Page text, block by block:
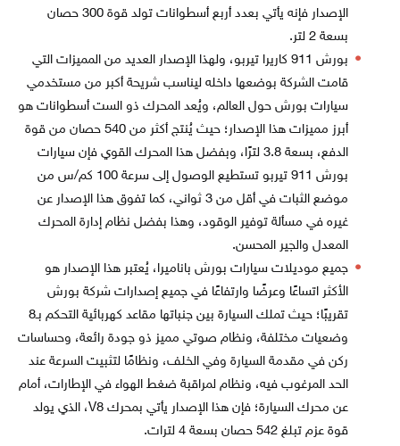
الإصدار فإنه يأتي بعدد أربع أسطوانات تولد قوة 300 حصان
بسعة 2 لتر.
بورش 911 كاريرا تيربو، ولهذا الإصدار العديد من المميزات التي
قامت الشركة بوضعها داخله ليناسب شريحة أكبر من مستخدمي
سيارات بورش حول العالم، ويُعد المحرك ذو الست أسطوانات هو
أبرز مميزات هذا الإصدار؛ حيث يُنتج أكثر من 540 حصان من قوة
الدفع، بسعة 3.8 لترًا، وبفضل هذا المحرك القوي فإن سيارات
بورش 911 تيربو تستطيع الوصول إلى سرعة 100 كم/س من
موضع الثبات في أقل من 3 ثواني، كما تفوق هذا الإصدار عن
غيره في مسألة توفير الوقود، وهذا بفضل نظام إدارة المحرك
المعدل والجير المحسن.
جميع موديلات سيارات بورش باناميرا، يُعتبر هذا الإصدار هو
الأكثر اتساعًا وعرضًا وارتفاعًا في جميع إصدارات شركة بورش
تقريبًا؛ حيث تملك السيارة بين جنباتها مقاعد كهربائية التحكم بـ8
وضعيات مختلفة، ونظام صوتي مميز ذو جودة رائعة، وحساسات
ركن في مقدمة السيارة وفي الخلف، ونظامًا لتثبيت السرعة عند
الحد المرغوب فيه، ونظام لمراقبة ضغط الهواء في الإطارات، أمام
عن محرك السيارة؛ فإن هذا الإصدار يأتي بمحرك V8، الذي يولد
قوة عزم تبلغ 542 حصان بسعة 4 لترات.